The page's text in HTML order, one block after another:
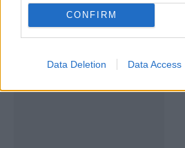
CONFIRM
Data Deletion Data Access
Sinfónica da ARMAB
certame internacional